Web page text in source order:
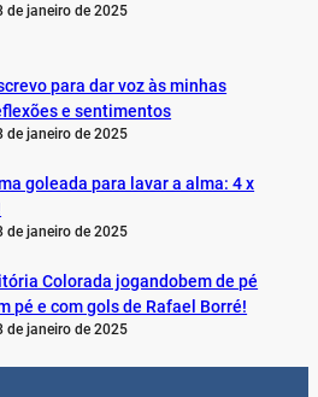
de janeiro de 2025
para dar voz às minhas
e sentimentos
de janeiro de 2025
goleada para lavar a alma: 4 x
de janeiro de 2025
Colorada jogandobem de pé
pé e com gols de Rafael Borré!
de janeiro de 2025